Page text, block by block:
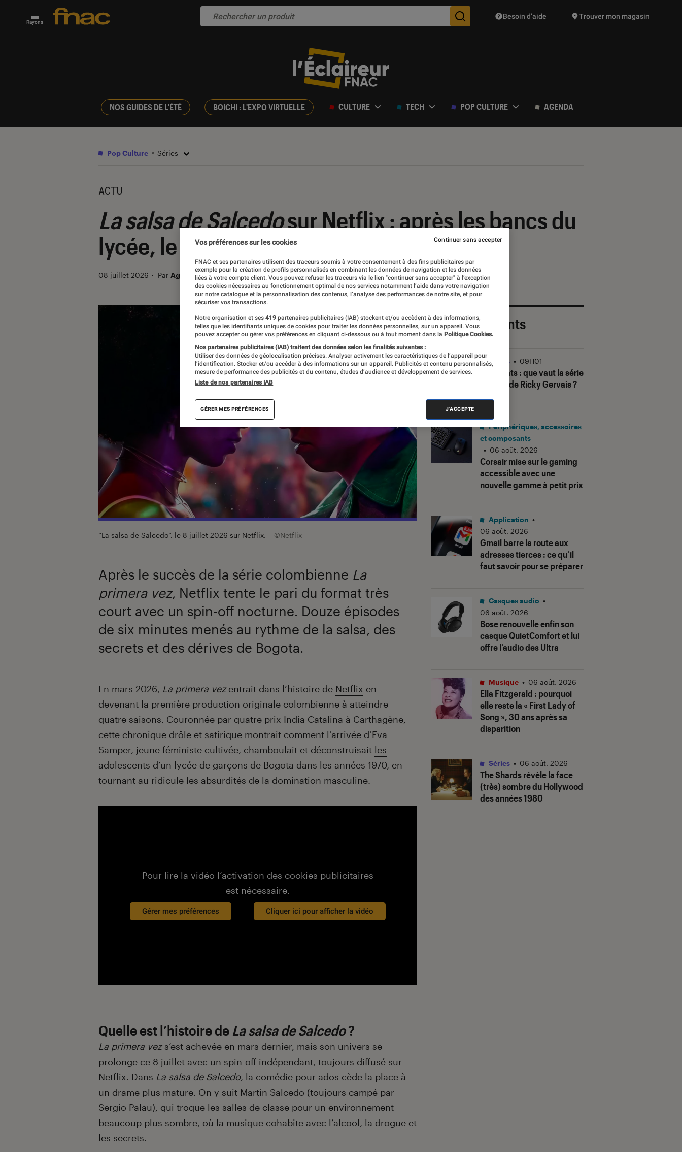
Rayons Des suggestions de produits vont vous être proposées
Besoin d’aide Trouver mon magasin
NOS GUIDES DE L'ÉTÉ BOICHI : L'EXPO VIRTUELLE CULTURE TECH POP CULTURE AGENDA
Pop Culture Séries
ACTU
La salsa de Salcedosur Netflix : après les bancs du
lycée, le vertige de la vie nocturne
08 juillet 2026 ・ Par Agathe Renac
“La salsa de Salcedo”, le 8 juillet 2026 sur Netflix. ©Netflix
Après le succès de la série colombienne La
primera vez, Netflix tente le pari du format très
court avec un spin-off nocturne. Douze épisodes
de six minutes menés au rythme de la salsa, des
secrets et des dérives de Bogota.
Introduction
En mars 2026, La primera vezentrait dans l’histoire de Netflix en
devenant la première production originale colombienne à atteindre
quatre saisons. Couronnée par quatre prix India Catalina à Carthagène,
cette chronique drôle et satirique montrait comment l’arrivée d’Eva
Samper, jeune féministe cultivée, chamboulait et déconstruisait les
adolescents d’un lycée de garçons de Bogota dans les années 1970, en
tournant au ridicule les absurdités de la domination masculine.
Pour lire la vidéo l’activation des cookies publicitaires
est nécessaire.
Gérer mes préférences Cliquer ici pour afficher la vidéo
Quelle est l’histoire de La salsa de Salcedo?
La primera vezs’est achevée en mars dernier, mais son univers se
prolonge ce 8 juillet avec un spin-off indépendant, toujours diffusé sur
Netflix. Dans La salsa de Salcedo, la comédie pour ados cède la place à
un drame plus mature. On y suit Martín Salcedo (toujours campé par
Sergio Palau), qui troque les salles de classe pour un environnement
beaucoup plus sombre, où la musique cohabite avec l’alcool, la drogue et
les secrets.
Les plus récents
Alley Cats: que vaut la série
animée de Ricky Gervais ?
Séries • 09H01
Corsair mise sur le gaming
accessible avec une
nouvelle gamme à petit prix
Périphériques, accessoires
et composants
• 06 août. 2026
Gmail barre la route aux
adresses tierces : ce qu’il
faut savoir pour se préparer
Application •
06 août. 2026
Bose renouvelle enfin son
casque QuietComfort et lui
offre l’audio des Ultra
Casques audio •
06 août. 2026
Ella Fitzgerald : pourquoi
elle reste la « First Lady of
Song », 30 ans après sa
disparition
Musique • 06 août. 2026
The Shardsrévèle la face
(très) sombre du Hollywood
des années 1980
Séries • 06 août. 2026
Vos préférences sur les cookies
FNAC et ses partenaires utilisent des traceurs soumis à votre consentement à des fins publicitaires par
exemple pour la création de profils personnalisés en combinant les données de navigation et les données
liées à votre compte client. Vous pouvez refuser les traceurs via le lien "continuer sans accepter" à l’exception
des cookies nécessaires au fonctionnement optimal de nos services notamment l’aide dans votre navigation
sur notre catalogue et la personnalisation des contenus, l’analyse des performances de notre site, et pour
sécuriser vos transactions.
Notre organisation et ses 419 partenaires publicitaires (IAB) stockent et/ou accèdent à des informations,
telles que les identifiants uniques de cookies pour traiter les données personnelles, sur un appareil. Vous
pouvez accepter ou gérer vos préférences en cliquant ci-dessous ou à tout moment dans la Politique Cookies.
Nos partenaires publicitaires (IAB) traitent des données selon les finalités suivantes :
Utiliser des données de géolocalisation précises. Analyser activement les caractéristiques de l’appareil pour
l’identification. Stocker et/ou accéder à des informations sur un appareil. Publicités et contenu personnalisés,
mesure de performance des publicités et du contenu, études d’audience et développement de services.
Liste de nos partenaires IAB
GÉRER MES PRÉFÉRENCES J'ACCEPTE
Continuer sans accepter